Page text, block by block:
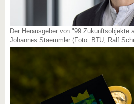
Der Herausgeber von "99 Zukunftsobjekte
Johannes Staemmler (Foto: BTU, Ralf